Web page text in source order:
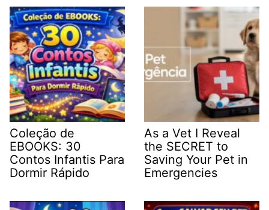
Coleção de
EBOOKS: 30
Contos Infantis Para
Dormir Rápido
As a Vet I Reveal
the SECRET to
Saving Your Pet in
Emergencies